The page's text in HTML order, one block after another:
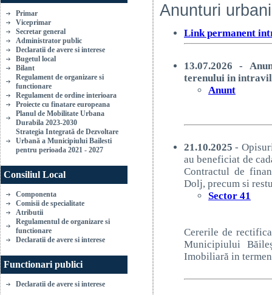
Primar
Viceprimar
Secretar general
Administrator public
Declaratii de avere si interese
Bugetul local
Bilant
Regulament de organizare si
functionare
Regulament de ordine interioara
Proiecte cu finatare europeana
Planul de Mobilitate Urbana
Durabila 2023-2030
Strategia Integrată de Dezvoltare
Urbană a Municipiului Bailesti
pentru perioada 2021 - 2027
Consiliul Local
Componenta
Comisii de specialitate
Atributii
Regulamentul de organizare si
functionare
Declaratii de avere si interese
Functionari publici
Declaratii de avere si interese
Anunturi
Link permanent
13.07.2026 -
terenului in
Anunt
21.10.2025 -
au beneficiat de
Contractul de
Dolj, precum si
Sector 41
Cererile de
Municipiului
Imobiliară in